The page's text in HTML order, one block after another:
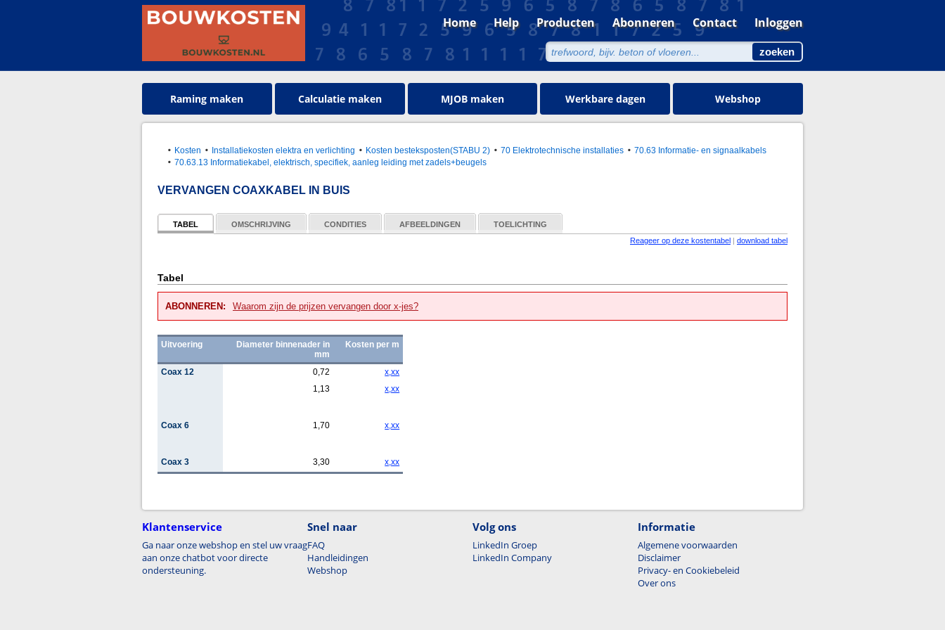
Home Help Producten Abonneren Contact Inloggen
Raming maken Calculatie maken MJOB maken Werkbare dagen Webshop
Kosten Installatiekosten elektra en verlichting Kosten besteksposten(STABU 2) 70 Elektrotechnische installaties
70.63 Informatie- en signaalkabels
70.63.13 Informatiekabel, elektrisch, specifiek, aanleg leiding met zadels+beugels
VERVANGEN COAXKABEL IN BUIS
TABEL OMSCHRIJVING CONDITIES AFBEELDINGEN
TOELICHTING
Reageer op deze kostentabel | download tabel
Tabel
ABONNEREN: Waarom zijn de prijzen vervangen door x-jes?
Uitvoering
Diameter binnenader in
mm
Kosten per m
Coax 12 0,72
x,xx
1,13
x,xx
Coax 6 1,70 x,xx
Coax 3 3,30 x,xx
Klantenservice
Ga naar onze webshop en stel uw vraag
aan onze chatbot voor directe
ondersteuning.
Snel naar
FAQ
Handleidingen
Webshop
Volg ons
LinkedIn Groep
LinkedIn Company
Informatie
Algemene voorwaarden
Disclaimer
Privacy- en Cookiebeleid
Over ons